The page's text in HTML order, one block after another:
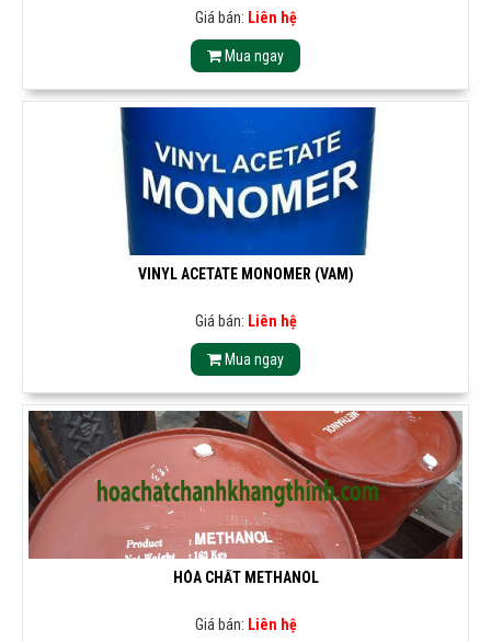
Giá bán: Liên hệ
Mua ngay
VINYL ACETATE MONOMER (VAM)
Giá bán: Liên hệ
Mua ngay
HÓA CHẤT METHANOL
Giá bán: Liên hệ